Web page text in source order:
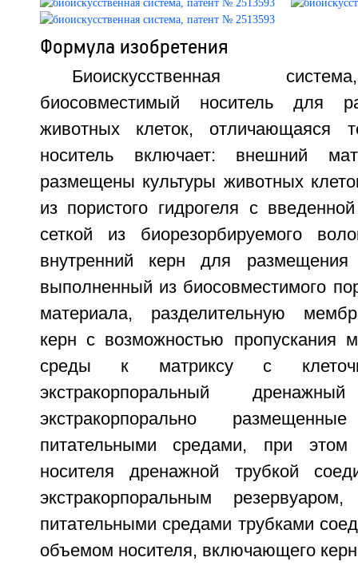
Формула изобретения
Биоискусственная
биосовместимый носитель для
животных клеток, отличающаяся
носитель включает: внешний
размещены культуры животных
из пористого гидрогеля с
сеткой из биорезорбируемого
внутренний керн для размещения
выполненный из биосовместимого
материала, разделительную
керн с возможностью пропускания
среды к матриксу с
экстракорпоральный
экстракорпорально
питательными средами, при этом
носителя дренажной трубкой
экстракорпоральным
питательными средами трубками
объемом носителя, включающего